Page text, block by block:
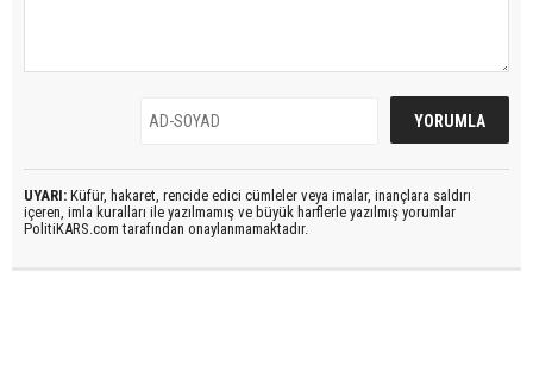
UYARI: Küfür, hakaret, rencide edici cümleler veya imalar, inançlara saldırı
içeren, imla kuralları ile yazılmamış ve büyük harflerle yazılmış yorumlar
PolitiKARS.com tarafından onaylanmamaktadır.